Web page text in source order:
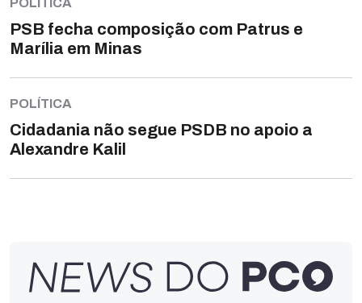
POLÍTICA
PSB fecha composição com Patrus e
Marília em Minas
POLÍTICA
Cidadania não segue PSDB no apoio a
Alexandre Kalil